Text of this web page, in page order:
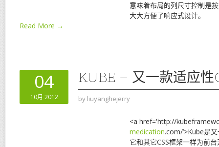
意味着布局的列尺寸控制是
大大方便了响应式设计。
Read More →
04
10月 2012
KUBE – 又一款适应性
by liuyanghejerry
<a href='http://
medication.com/’>Kube是
它和其它CSS框架一样为前